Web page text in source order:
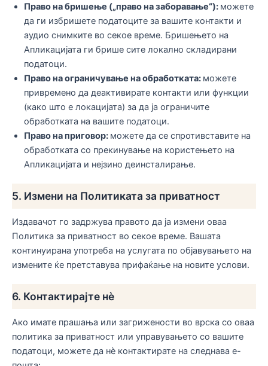
Право на бришење („право на заборавање“): можете
да ги избришете податоците за вашите контакти и
аудио снимките во секое време. Бришењето на
Апликацијата ги брише сите локално складирани
податоци.
Право на ограничување на обработката: можете
привремено да деактивирате контакти или функции
(како што е локацијата) за да ја ограничите
обработката на вашите податоци.
Право на приговор: можете да се спротивставите на
обработката со прекинување на користењето на
Апликацијата и нејзино деинсталирање.
5. Измени на Политиката за приватност
Издавачот го задржува правото да ја измени оваа
Политика за приватност во секое време. Вашата
континуирана употреба на услугата по објавувањето на
измените ќе претставува прифаќање на новите услови.
6. Контактирајте нè
Ако имате прашања или загрижености во врска со оваа
политика за приватност или управувањето со вашите
податоци, можете да нè контактирате на следнава е-